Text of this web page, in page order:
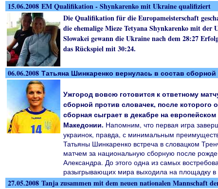
15.06.2008 EM Qualifikation - Shynkarenko mit Ukraine qualifiziert
Die Qualifikation für die Europameisterschaft
die ehemalige Mieze Tetyana Shynkarenko mit der
Slowakei gewann die Ukraine nach dem 28:27
das Rückspiel mit 30:24.
06.06.2008 Татьяна Шинкаренко вернулась в состав
Ужгород вовсю готовится к ответному
сборной против словачек, после которого
сборная сыграет в декабре на
Македонии. Напомним, что первая игра
украинок, правда, с минимальным
Татьяны Шинкаренко встреча в словацком
матчем за национальную сборную после
Александра. До этого одна из самых
разыгрывающих мира выходила на площадку в
27.05.2008 Tanja zusammen mit dem neuen nationalen Mannschaft